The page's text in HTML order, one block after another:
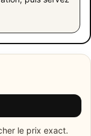
le prix exact.